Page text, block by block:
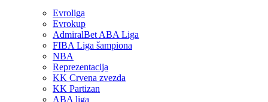
Evroliga
Evrokup
AdmiralBet ABA Liga
FIBA Liga šampiona
NBA
Reprezentacija
KK Crvena zvezda
KK Partizan
ABA liga